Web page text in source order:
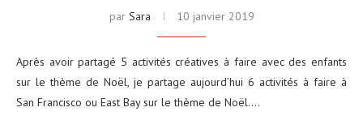
par Sara 10 janvier 2019
Après avoir partagé 5 activités créatives à faire avec des enfants
sur le thème de Noël, je partage aujourd’hui 6 activités à faire à
San Francisco ou East Bay sur le thème de Noël.…